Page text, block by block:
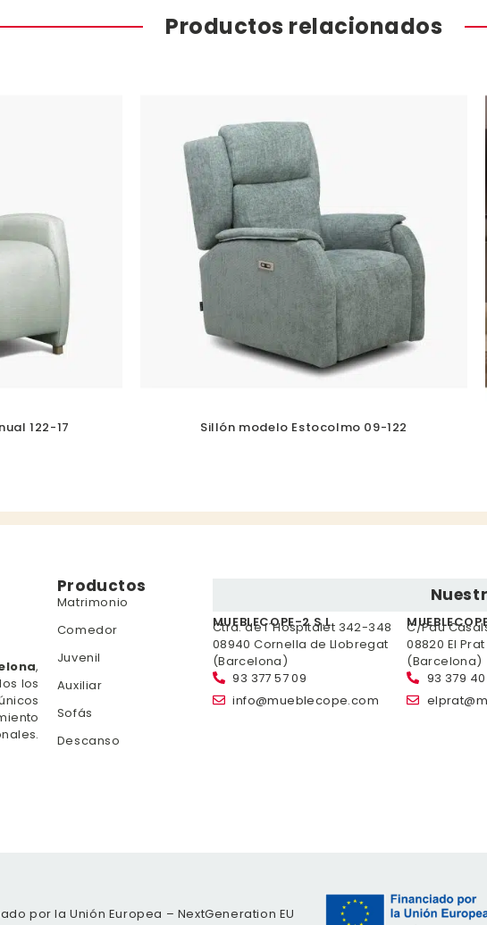
Productos relacionados
122-17 Sillón modelo Estocolmo 09-122
,
los
Productos
Matrimonio
Comedor
Juvenil
Auxiliar
Sofás
Descanso
MUEBLECOPE-2 S.L.
Ctra. de l´Hospitalet 342-348
08940 Cornella de Llobregat
(Barcelona)
93 377 57 09
info@mueblecope.com
C/Pau Casals
08820 El
(Barcelona)
93 379 40
por la Unión Europea – NextGeneration EU